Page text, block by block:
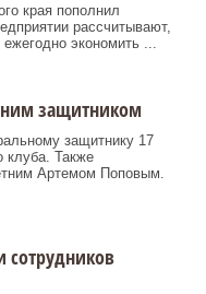
края пополнил
рассчитывают,
экономить ...
защитником
защитнику 17
клуба. Также
Артемом Поповым.
сотрудников